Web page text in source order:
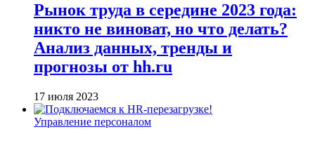
Рынок труда в середине 2023 года:
никто не виноват, но что делать?
Анализ данных, тренды и
прогнозы от hh.ru
17 июля 2023
Управление персоналом